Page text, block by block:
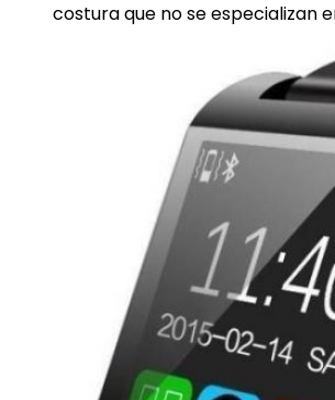
costura que no se especializan